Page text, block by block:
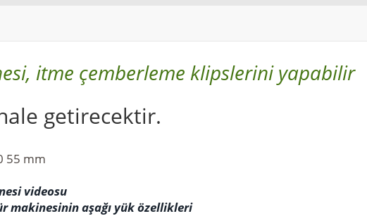
itme çemberleme klipslerini yapabilir
getirecektir.
55 mm
videosu
makinesinin aşağı yük özellikleri